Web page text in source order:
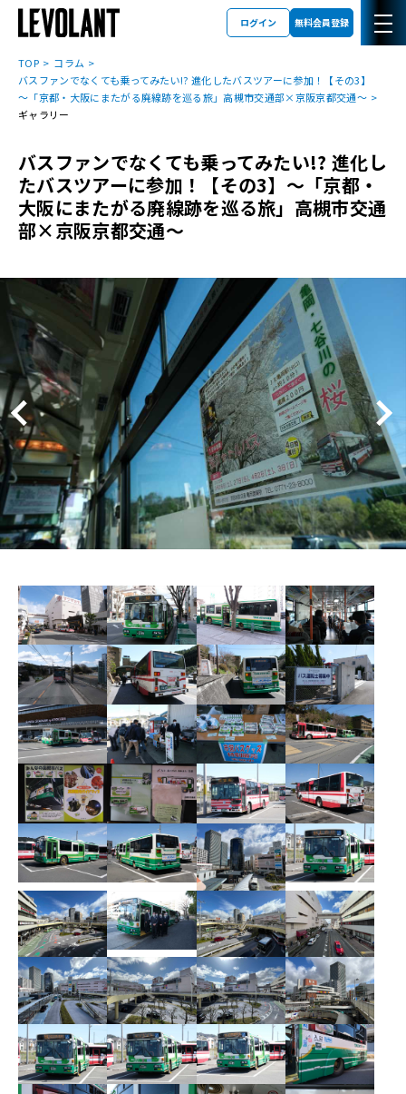
ログイン 無料会員登録
TOP
コラム
バスファンでなくても乗ってみたい!? 進化したバスツアーに参加！【その3】
～「京都・大阪にまたがる廃線跡を巡る旅」高槻市交通部×京阪京都交通～
ギャラリー
バスファンでなくても乗ってみたい!? 進化し
たバスツアーに参加！【その3】～「京都・
大阪にまたがる廃線跡を巡る旅」高槻市交通
部×京阪京都交通～